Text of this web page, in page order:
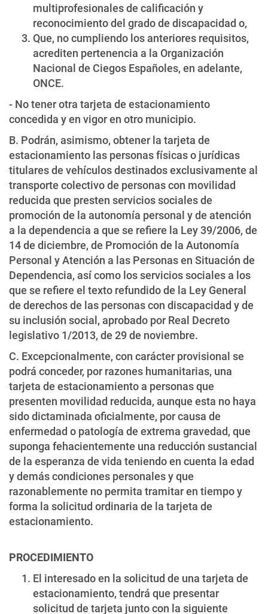
multiprofesionales de calificación y
reconocimiento del grado de discapacidad o,
Que, no cumpliendo los anteriores requisitos,
acrediten pertenencia a la Organización
Nacional de Ciegos Españoles, en adelante,
ONCE.
- No tener otra tarjeta de estacionamiento
concedida y en vigor en otro municipio.
B. Podrán, asimismo, obtener la tarjeta de
estacionamiento las personas físicas o jurídicas
titulares de vehículos destinados exclusivamente al
transporte colectivo de personas con movilidad
reducida que presten servicios sociales de
promoción de la autonomía personal y de atención
a la dependencia a que se refiere la Ley 39/2006, de
14 de diciembre, de Promoción de la Autonomía
Personal y Atención a las Personas en Situación de
Dependencia, así como los servicios sociales a los
que se refiere el texto refundido de la Ley General
de derechos de las personas con discapacidad y de
su inclusión social, aprobado por Real Decreto
legislativo 1/2013, de 29 de noviembre.
C. Excepcionalmente, con carácter provisional se
podrá conceder, por razones humanitarias, una
tarjeta de estacionamiento a personas que
presenten movilidad reducida, aunque esta no haya
sido dictaminada oficialmente, por causa de
enfermedad o patología de extrema gravedad, que
suponga fehacientemente una reducción sustancial
de la esperanza de vida teniendo en cuenta la edad
y demás condiciones personales y que
razonablemente no permita tramitar en tiempo y
forma la solicitud ordinaria de la tarjeta de
estacionamiento.
PROCEDIMIENTO
El interesado en la solicitud de una tarjeta de
estacionamiento, tendrá que presentar
solicitud de tarjeta junto con la siguiente